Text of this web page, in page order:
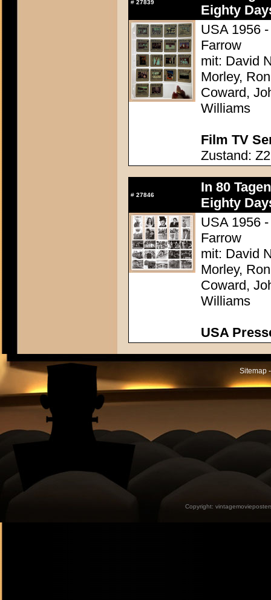
# 27839
Eighty
USA 1956
Farrow
mit: David
Morley,
Coward,
Williams
Film TV
Zustand: Z2
# 27846
In 80
Eighty
USA 1956
Farrow
mit: David
Morley,
Coward,
Williams
USA
Sitemap
Copyright: